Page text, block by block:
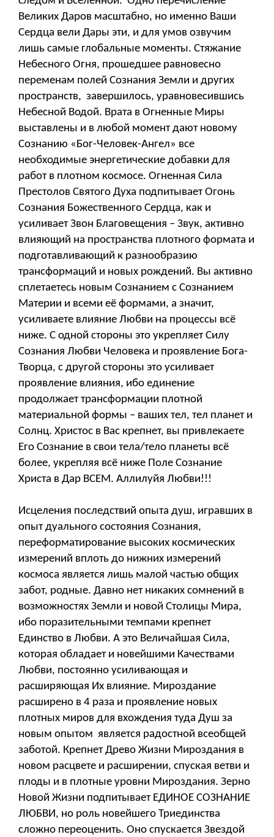
Великих Даров масштабно, но именно Ваши
Сердца вели Дары эти, и для умов озвучим
лишь самые глобальные моменты. Стяжание
Небесного Огня, прошедшее равновесно
переменам полей Сознания Земли и других
пространств, завершилось, уравновесившись
Небесной Водой. Врата в Огненные Миры
выставлены и в любой момент дают новому
Сознанию «Бог-Человек-Ангел» все
необходимые энергетические добавки для
работ в плотном космосе. Огненная Сила
Престолов Святого Духа подпитывает Огонь
Сознания Божественного Сердца, как и
усиливает Звон Благовещения – Звук, активно
влияющий на пространства плотного формата и
подготавливающий к разнообразию
трансформаций и новых рождений. Вы активно
сплетаетесь новым Сознанием с Сознанием
Материи и всеми её формами, а значит,
усиливаете влияние Любви на процессы всё
ниже. С одной стороны это укрепляет Силу
Сознания Любви Человека и проявление Бога-
Творца, с другой стороны это усиливает
проявление влияния, ибо единение
продолжает трансформации плотной
материальной формы – ваших тел, тел планет и
Солнц. Христос в Вас крепнет, вы привлекаете
Его Сознание в свои тела/тело планеты всё
более, укрепляя всё ниже Поле Сознание
Христа в Дар ВСЕМ. Аллилуйя Любви!!!
Исцеления последствий опыта душ, игравших в
опыт дуального состояния Сознания,
переформатирование высоких космических
измерений вплоть до нижних измерений
космоса является лишь малой частью общих
забот, родные. Давно нет никаких сомнений в
возможностях Земли и новой Столицы Мира,
ибо поразительными темпами крепнет
Единство в Любви. А это Величайшая Сила,
которая обладает и новейшими Качествами
Любви, постоянно усиливающая и
расширяющая Их влияние. Мироздание
расширено в 4 раза и проявление новых
плотных миров для вхождения туда Душ за
новым опытом является радостной всеобщей
заботой. Крепнет Древо Жизни Мироздания в
новом расцвете и расширении, спуская ветви и
плоды и в плотные уровни Мироздания. Зерно
Новой Жизни подпитывает ЕДИНОЕ СОЗНАНИЕ
ЛЮБВИ, но роль новейшего Триединства
сложно переоценить. Оно спускается Звездой